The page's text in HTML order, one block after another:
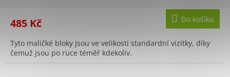
485 Kč Do košíku
Tyto maličké bloky jsou ve velikosti standardní vizitky, díky
čemuž jsou po ruce téměř kdekoliv.